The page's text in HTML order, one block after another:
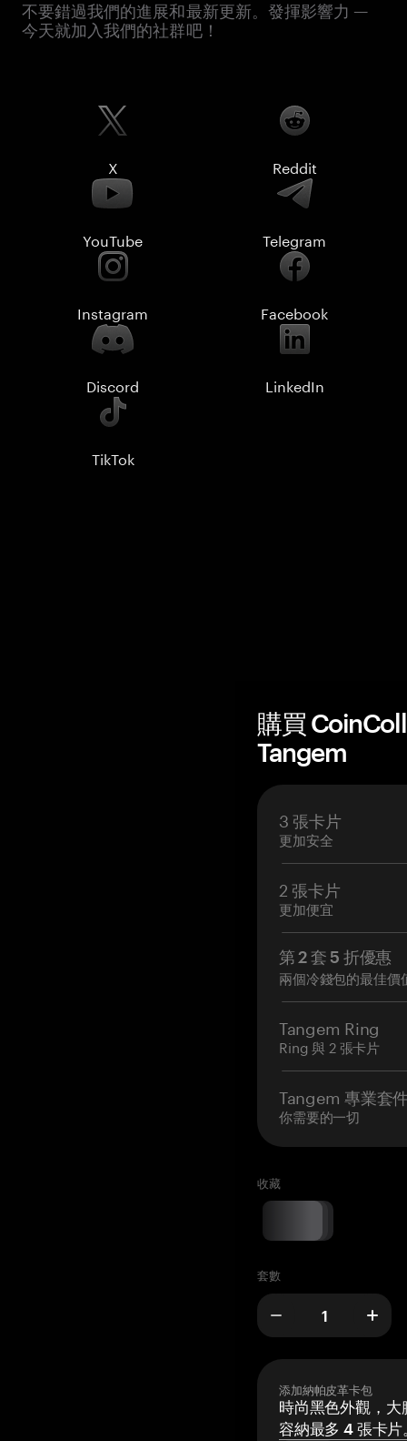
不要錯過我們的進展和最新更新。發揮影響力 —
今天就加入我們的社群吧！
X Reddit
YouTube Telegram
Instagram Facebook
Discord LinkedIn
TikTok
購買
Tangem
3 張卡片
更加安全
2 張卡片
更加便宜
第 2 套 5 折優惠
兩個冷錢包的最佳價
Tangem Ring
Ring 與 2 張卡片
Tangem 專業套
你需要的一切
收藏
套數
添加納帕皮革卡包
時尚黑色外觀，大
容納最多 4 張卡片